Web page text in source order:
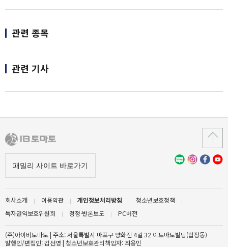
관련 종목
관련 기사
회사소개 이용약관 개인정보처리방침
청소년보호정책
독자권익보호위원회
정정·반론보도 PC버전
(주)아이비토마토 | 주소: 서울특별시 마포구 양화진 4길 32 이토마토빌딩(합정동)
발행인/편집인: 김선영 | 청소년보호관리책임자: 최용민